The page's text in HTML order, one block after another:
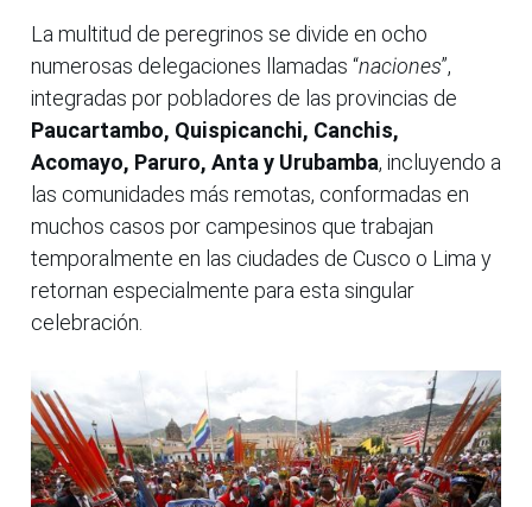
La multitud de peregrinos se divide en ocho
numerosas delegaciones llamadas “naciones”,
integradas por pobladores de las provincias de
Paucartambo, Quispicanchi, Canchis,
Acomayo, Paruro, Anta y Urubamba, incluyendo a
las comunidades más remotas, conformadas en
muchos casos por campesinos que trabajan
temporalmente en las ciudades de Cusco o Lima y
retornan especialmente para esta singular
celebración.